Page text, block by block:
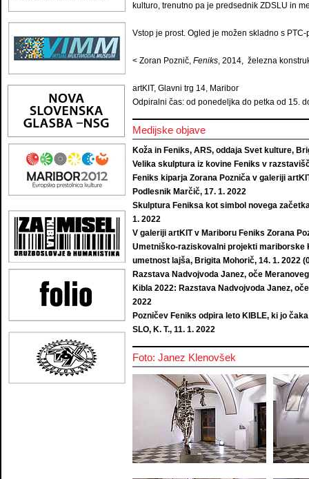
kulturo, trenutno pa je predsednik ZDSLU in
Vstop je prost. Ogled je možen skladno s
< Zoran Poznič, Feniks, 2014, železna
artKIT, Glavni trg 14, Maribor
Odpiralni čas: od ponedeljka do petka od 15.
Medijske objave
Koža in Feniks, ARS, oddaja Svet kulture,
Velika skulptura iz kovine Feniks v
Feniks kiparja Zorana Pozniča v galeriji
Podlesnik Marčič, 17. 1. 2022
Skulptura Feniksa kot simbol novega
1. 2022
V galeriji artKIT v Mariboru Feniks Zorana
Umetniško-raziskovalni projekti mariborske
umetnost lajša, Brigita Mohorič, 14. 1. 2022
Razstava Nadvojvoda Janez, oče
Kibla 2022: Razstava Nadvojvoda Janez,
2022
Pozničev Feniks odpira leto KIBLE, ki jo
SLO, K. T., 11. 1. 2022
Foto: Janez Klenovšek